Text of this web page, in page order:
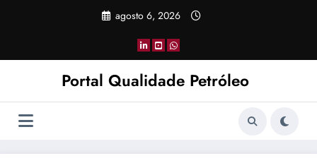
agosto 6, 2026
Portal Qualidade Petróleo